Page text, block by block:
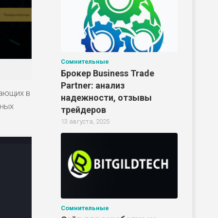
в
Сомнительные
Брокер Business Trade
Partner: анализ
надежности, отзывы
трейдеров
13 августа, 2025
Сомнительные